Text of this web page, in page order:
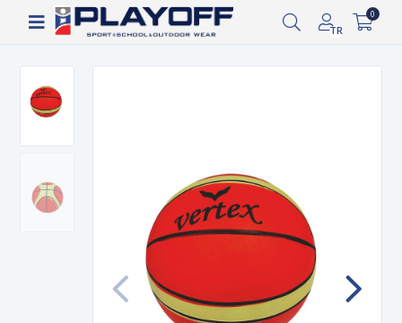
Siparişin 2-8 iş günü arasında kargoya verilecektir.
TR
0